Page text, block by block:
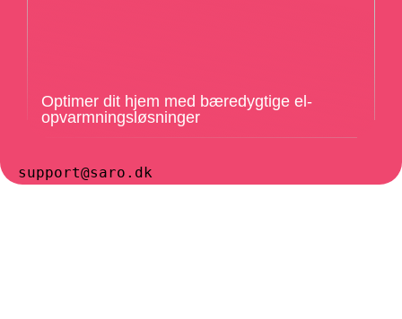
Optimer dit hjem med bæredygtige el-
opvarmningsløsninger
support@saro.dk